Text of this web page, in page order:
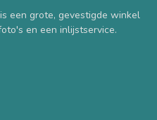
een grote, gevestigde winkel
en een inlijstservice.